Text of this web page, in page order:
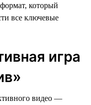
который
все ключевые
игра
видео —